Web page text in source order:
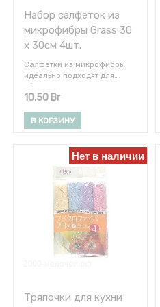
Набор салфеток из
микрофибры Grass 30
x 30см 4шт.
Салфетки из микрофибры
идеально подходят для
загрязнений: пыль, жир,
стеклянные, хромированные
поверхности и зеркала без
сохраняют запахи, легко
стираются и быстро сохнут.
Набор из 4 салфеток
размером 30х30 см.
10,50 Br
В КОРЗИНУ
Нет в наличии
Тряпочки для кухни